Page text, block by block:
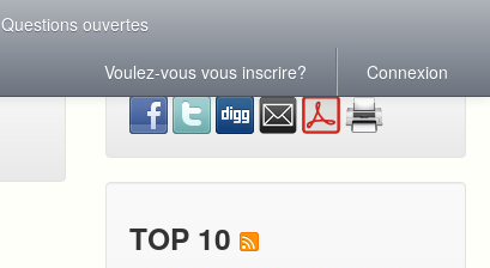
Questions ouvertes
Voulez-vous vous inscrire?
Connexion
TOP 10